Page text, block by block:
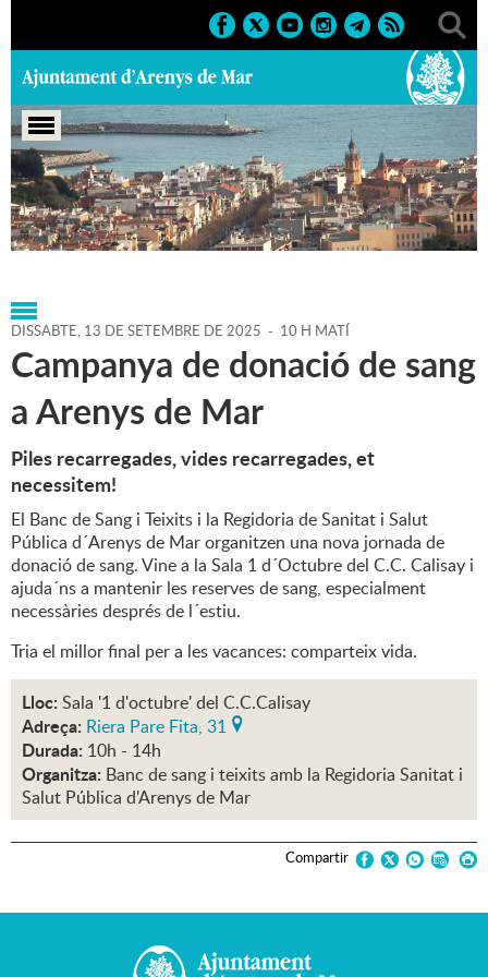
Portada > Regidories > Sanitat i salut
pública > Agenda > 13-09-2025
DISSABTE, 13 DE SETEMBRE DE 2025 - 10 H MATÍ
Campanya de donació de sang
a Arenys de Mar
Piles recarregades, vides recarregades, et
necessitem!
El Banc de Sang i Teixits i la Regidoria de Sanitat i Salut
Pública d´Arenys de Mar organitzen una nova jornada de
donació de sang. Vine a la Sala 1 d´Octubre del C.C. Calisay i
ajuda´ns a mantenir les reserves de sang, especialment
necessàries després de l´estiu.
Tria el millor final per a les vacances: comparteix vida.
Lloc: Sala '1 d'octubre' del C.C.Calisay
Adreça: Riera Pare Fita, 31
Durada: 10h - 14h
Organitza: Banc de sang i teixits amb la Regidoria Sanitat i
Salut Pública d'Arenys de Mar
Compartir